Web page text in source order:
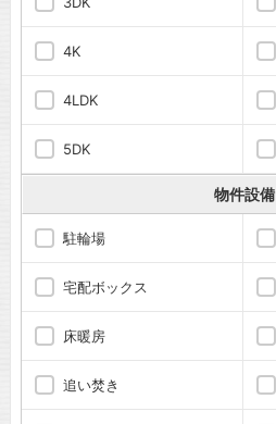
4K
4LDK
5DK
物件設備
駐輪場
宅配ボックス
床暖房
追い焚き